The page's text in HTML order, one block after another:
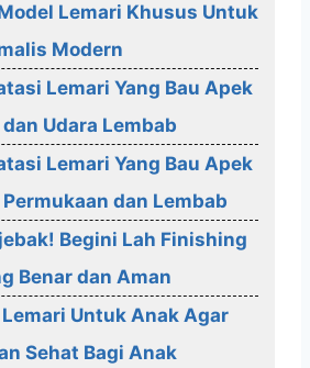
Lemari Khusus Untuk
Modern
Lemari Yang Bau Apek
Udara Lembab
Lemari Yang Bau Apek
dan Lembab
Begini Lah Finishing
Benar dan Aman
Untuk Anak Agar
Sehat Bagi Anak